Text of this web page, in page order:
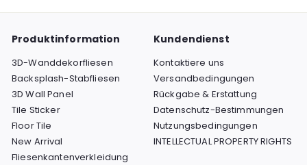
Produktinformation
3D-Wanddekorfliesen
Backsplash-Stabfliesen
3D Wall Panel
Tile Sticker
Floor Tile
New Arrival
Fliesenkantenverkleidung
Kundendienst
Kontaktiere uns
Versandbedingungen
Rückgabe & Erstattung
Datenschutz-Bestimmungen
Nutzungsbedingungen
INTELLECTUAL PROPERTY RIGHTS